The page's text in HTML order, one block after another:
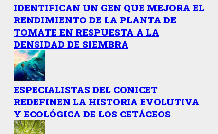
IDENTIFICAN UN GEN QUE MEJORA EL
RENDIMIENTO DE LA PLANTA DE
TOMATE EN RESPUESTA A LA
DENSIDAD DE SIEMBRA
ESPECIALISTAS DEL CONICET
REDEFINEN LA HISTORIA EVOLUTIVA
Y ECOLÓGICA DE LOS CETÁCEOS